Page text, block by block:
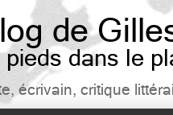
de
pieds dans le
écrivain, critique